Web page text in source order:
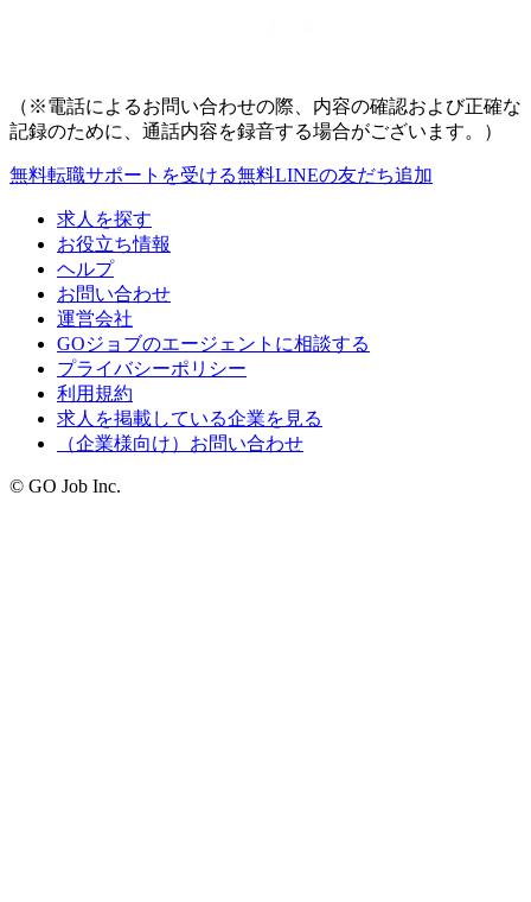
（※電話によるお問い合わせの際、内容の確認および正確な
記録のために、通話内容を録音する場合がございます。）
無料転職サポートを受ける無料LINEの友だち追加
求人を探す
お役立ち情報
ヘルプ
お問い合わせ
運営会社
GOジョブのエージェントに相談する
プライバシーポリシー
利用規約
求人を掲載している企業を見る
（企業様向け）お問い合わせ
© GO Job Inc.